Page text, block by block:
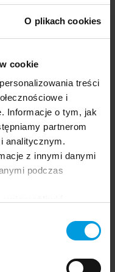
O plikach cookies
cookie
treści
i
Informacje o tym, jak
partnerom
analitycznym.
z innymi danymi
podczas
tym m.in. z
dialogu
krzyżują się
społecznego.
oraz